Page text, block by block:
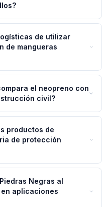
de utilizar
de mangueras
el neopreno con
civil?
productos de
de protección
Negras al
aplicaciones